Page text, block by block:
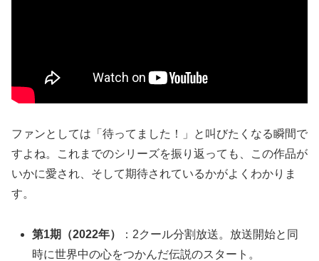
ファンとしては「待ってました！」と叫びたくなる瞬間で
すよね。これまでのシリーズを振り返っても、この作品が
いかに愛され、そして期待されているかがよくわかりま
す。
第1期（2022年）
：2クール分割放送。放送開始と同
時に世界中の心をつかんだ伝説のスタート。